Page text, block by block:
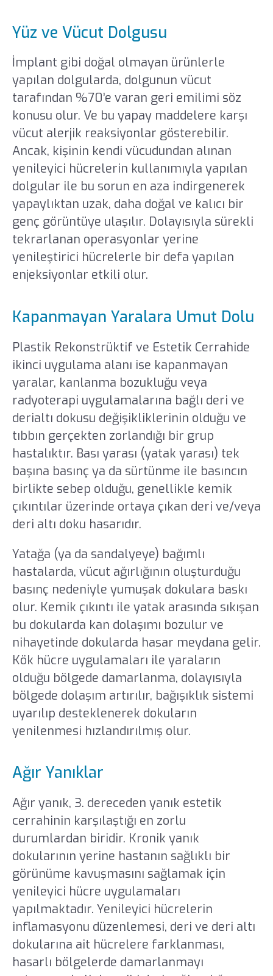
Yüz ve Vücut Dolgusu
İmplant gibi doğal olmayan ürünlerle
yapılan dolgularda, dolgunun vücut
tarafından %70’e varan geri emilimi söz
konusu olur. Ve bu yapay maddelere karşı
vücut alerjik reaksiyonlar gösterebilir.
Ancak, kişinin kendi vücudundan alınan
yenileyici hücrelerin kullanımıyla yapılan
dolgular ile bu sorun en aza indirgenerek
yapaylıktan uzak, daha doğal ve kalıcı bir
genç görüntüye ulaşılır. Dolayısıyla sürekli
tekrarlanan operasyonlar yerine
yenileştirici hücrelerle bir defa yapılan
enjeksiyonlar etkili olur.
Kapanmayan Yaralara Umut Dolu
Plastik Rekonstrüktif ve Estetik Cerrahide
ikinci uygulama alanı ise kapanmayan
yaralar, kanlanma bozukluğu veya
radyoterapi uygulamalarına bağlı deri ve
derialtı dokusu değişikliklerinin olduğu ve
tıbbın gerçekten zorlandığı bir grup
hastalıktır. Bası yarası (yatak yarası) tek
başına basınç ya da sürtünme ile basıncın
birlikte sebep olduğu, genellikle kemik
çıkıntılar üzerinde ortaya çıkan deri ve/veya
deri altı doku hasarıdır.
Yatağa (ya da sandalyeye) bağımlı
hastalarda, vücut ağırlığının oluşturduğu
basınç nedeniyle yumuşak dokulara baskı
olur. Kemik çıkıntı ile yatak arasında sıkışan
bu dokularda kan dolaşımı bozulur ve
nihayetinde dokularda hasar meydana gelir.
Kök hücre uygulamaları ile yaraların
olduğu bölgede damarlanma, dolayısıyla
bölgede dolaşım artırılır, bağışıklık sistemi
uyarılıp desteklenerek dokuların
yenilenmesi hızlandırılmış olur.
Ağır Yanıklar
Ağır yanık, 3. dereceden yanık estetik
cerrahinin karşılaştığı en zorlu
durumlardan biridir. Kronik yanık
dokularının yerine hastanın sağlıklı bir
görünüme kavuşmasını sağlamak için
yenileyici hücre uygulamaları
yapılmaktadır. Yenileyici hücrelerin
inflamasyonu düzenlemesi, deri ve deri altı
dokularına ait hücrelere farklanması,
hasarlı bölgelerde damarlanmayı